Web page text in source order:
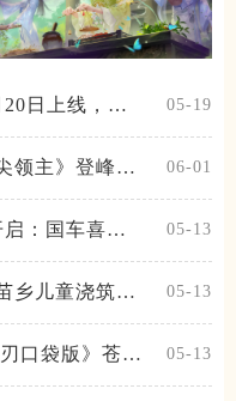
20日上线，女
05-19
领主》登峰测
06-01
启：国车喜迎
05-13
乡儿童浇筑梦
05-13
口袋版》苍天
05-13